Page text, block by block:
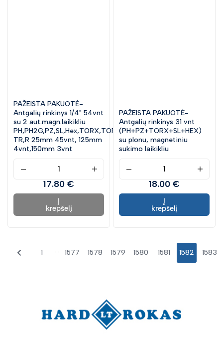
PAŽEISTA PAKUOTĖ-
Antgalių rinkinys 1/4" 54vnt
su 2 aut.magn.laikikliu
PH,PH2G,PZ,SL,Hex,TORX,TORX
TR,R 25mm 45vnt, 125mm
4vnt,150mm 3vnt
17.80 €
Į
krepšelį
PAŽEISTA PAKUOTĖ-
Antgalių rinkinys 31 vnt
(PH+PZ+TORX+SL+HEX)
su plonu, magnetiniu
sukimo laikikliu
18.00 €
Į
krepšelį
1 ... 1577 1578 1579 1580 1581 1582 1583